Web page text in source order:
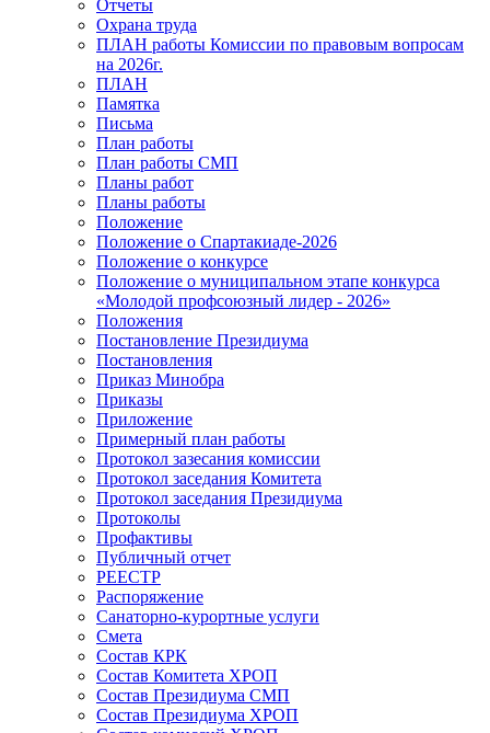
Отчеты
Охрана труда
ПЛАН работы Комиссии по правовым вопросам
на 2026г.
ПЛАН
Памятка
Письма
План работы
План работы СМП
Планы работ
Планы работы
Положение
Положение о Спартакиаде-2026
Положение о конкурсе
Положение о муниципальном этапе конкурса
«Молодой профсоюзный лидер - 2026»
Положения
Постановление Президиума
Постановления
Приказ Минобра
Приказы
Приложение
Примерный план работы
Протокол зазесания комиссии
Протокол заседания Комитета
Протокол заседания Президиума
Протоколы
Профактивы
Публичный отчет
РЕЕСТР
Распоряжение
Санаторно-курортные услуги
Смета
Состав КРК
Состав Комитета ХРОП
Состав Президиума СМП
Состав Президиума ХРОП